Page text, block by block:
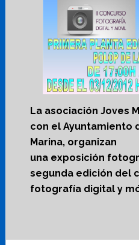
La asociación Joves
con el Ayuntamiento
Marina, organizan
una exposición
segunda edición del
fotografía digital y